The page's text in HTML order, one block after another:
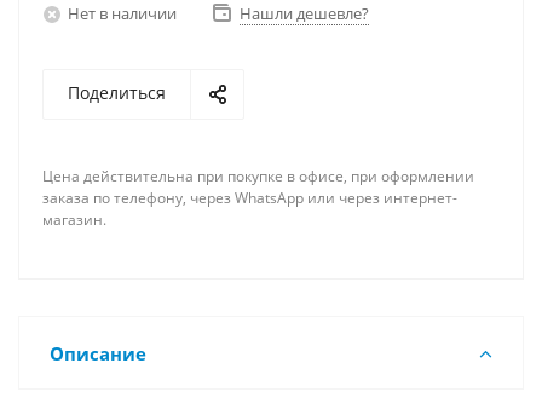
Нет в наличии Нашли дешевле?
Поделиться
Цена действительна при покупке в офисе, при оформлении
заказа по телефону, через WhatsApp или через интернет-
магазин.
Описание